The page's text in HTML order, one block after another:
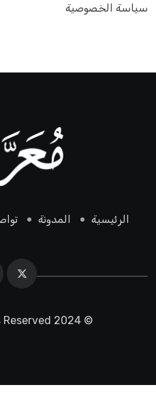
سياسة الخصوصية
الرئيسية المدونة
© 2024 moarb. All Rights Reserved